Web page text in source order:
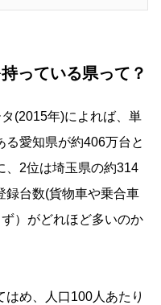
っている県って？
(2015年)によれば、単
愛知県が約406万台と
、2位は埼玉県の約314
録台数(貨物車や乗合車
）がどれほど多いのか
はめ、人口100人あたり